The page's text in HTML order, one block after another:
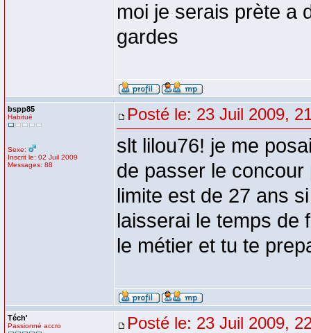
moi je serais prète a
gardes
bspp85
Habitué
Sexe:
Inscrit le: 02 Juil 2009
Messages: 88
Posté le: 23 Juil 2009,
slt lilou76! je me
de passer le
limite est de 27 ans
laisserai le temps de
le métier et tu te
Téch'
Passionné accro Posté le: 23 Juil 2009,